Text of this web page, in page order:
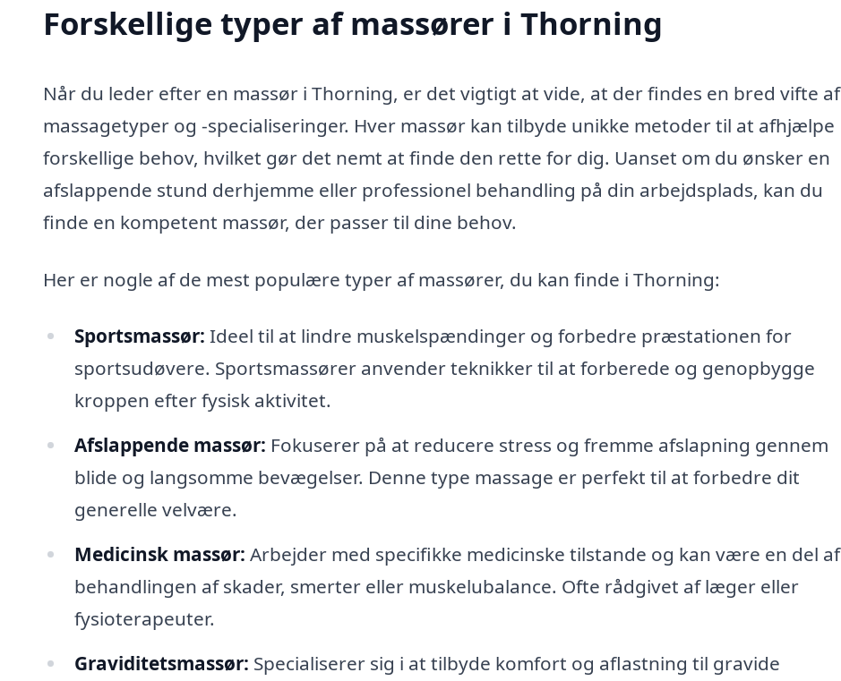
Forskellige typer af massører i Thorning
Når du leder efter en massør i Thorning, er det vigtigt at vide, at der findes en bred vifte af
massagetyper og -specialiseringer. Hver massør kan tilbyde unikke metoder til at afhjælpe
forskellige behov, hvilket gør det nemt at finde den rette for dig. Uanset om du ønsker en
afslappende stund derhjemme eller professionel behandling på din arbejdsplads, kan du
finde en kompetent massør, der passer til dine behov.
Her er nogle af de mest populære typer af massører, du kan finde i Thorning:
Sportsmassør: Ideel til at lindre muskelspændinger og forbedre præstationen for
sportsudøvere. Sportsmassører anvender teknikker til at forberede og genopbygge
kroppen efter fysisk aktivitet.
Afslappende massør: Fokuserer på at reducere stress og fremme afslapning gennem
blide og langsomme bevægelser. Denne type massage er perfekt til at forbedre dit
generelle velvære.
Medicinsk massør: Arbejder med specifikke medicinske tilstande og kan være en del af
behandlingen af skader, smerter eller muskelubalance. Ofte rådgivet af læger eller
fysioterapeuter.
Graviditetsmassør: Specialiserer sig i at tilbyde komfort og aflastning til gravide